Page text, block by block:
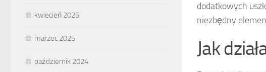
dodatkowych
niezbędny
Jak
kwiecień 2025
marzec 2025
październik 2024